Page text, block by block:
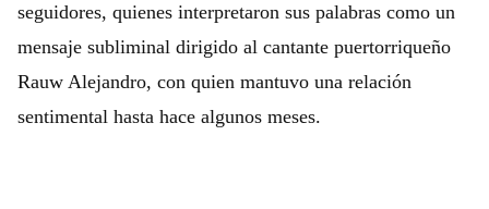
seguidores, quienes interpretaron sus palabras como un
mensaje subliminal dirigido al cantante puertorriqueño
Rauw Alejandro, con quien mantuvo una relación
sentimental hasta hace algunos meses.